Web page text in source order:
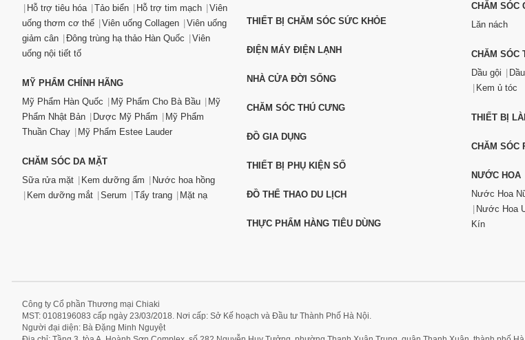
Hỗ trợ tiêu hóa
Tảo biển Hỗ trợ tim mạch
Viên
uống thơm cơ thể
Viên uống Collagen
Viên uống
giảm cân
Đông trùng hạ thảo Hàn Quốc
Viên
uống nội tiết tố
MỸ PHẨM CHÍNH HÃNG
Mỹ Phẩm Hàn Quốc
Mỹ Phẩm Cho Bà Bầu
Mỹ
Phẩm Nhật Bản
Dược Mỹ Phẩm
Mỹ Phẩm
Thuần Chay
Mỹ Phẩm Estee Lauder
CHĂM SÓC DA MẶT
Sữa rửa mặt
Kem dưỡng ẩm
Nước hoa hồng
Kem dưỡng mắt
Serum Tẩy trang Mặt nạ
THIẾT BỊ CHĂM SÓC SỨC KHỎE
ĐIỆN MÁY ĐIỆN LẠNH
NHÀ CỬA ĐỜI SỐNG
CHĂM SÓC THÚ CƯNG
ĐỒ GIA DỤNG
THIẾT BỊ PHỤ KIỆN SỐ
ĐỒ THỂ THAO DU LỊCH
THỰC PHẨM HÀNG TIÊU DÙNG
CHĂM SÓC
Lăn nách
CHĂM SÓC
Dầu gội
Kem ủ tóc
THIẾT BỊ
CHĂM SÓC
NƯỚC HOA
Nước Hoa
Nước Hoa
Kín
Công ty Cổ phần Thương mại Chiaki
MST: 0108196083 cấp ngày 23/03/2018. Nơi cấp: Sở Kế hoạch và Đầu tư Thành Phố Hà Nội.
Người đại diện: Bà Đặng Minh Nguyệt